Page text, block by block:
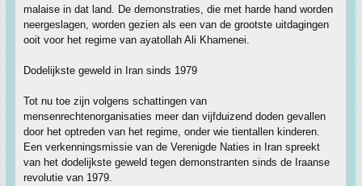
malaise in dat land. De demonstraties, die met harde hand worden
neergeslagen, worden gezien als een van de grootste uitdagingen
ooit voor het regime van ayatollah Ali Khamenei.
Dodelijkste geweld in Iran sinds 1979
Tot nu toe zijn volgens schattingen van
mensenrechtenorganisaties meer dan vijfduizend doden gevallen
door het optreden van het regime, onder wie tientallen kinderen.
Een verkenningsmissie van de Verenigde Naties in Iran spreekt
van het dodelijkste geweld tegen demonstranten sinds de Iraanse
revolutie van 1979.